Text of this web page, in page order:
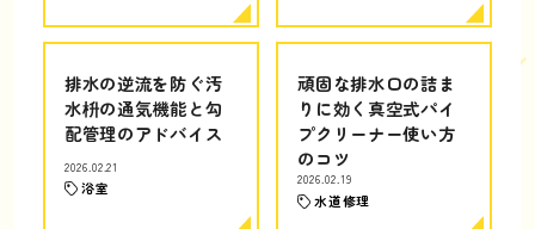
排水の逆流を防ぐ汚
水枡の通気機能と勾
配管理のアドバイス
2026.02.21
浴室
頑固な排水口の詰ま
りに効く真空式パイ
プクリーナー使い方
のコツ
2026.02.19
水道修理